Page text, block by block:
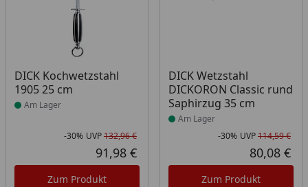
DICK Kochwetzstahl
1905 25 cm
Produkt am Lager
Am Lager
Rabatt in Prozent
-30%
Ursprünglicher Preis
UVP132,96 €
Aktueller Preis
91,98 €
Zum Produkt
DICK Wetzstahl
DICKORON Classic rund
Saphirzug 35 cm
Produkt am Lager
Am Lager
-30% UVP114,59 €
80,08 €
Zum Produkt